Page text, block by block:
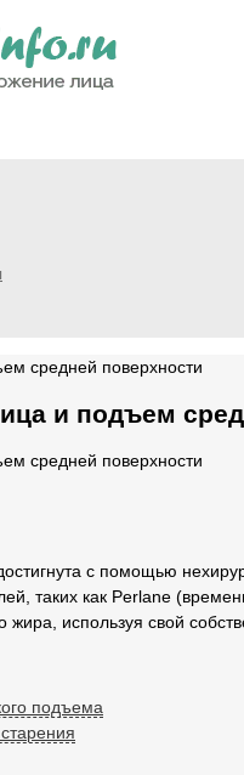
и подъем
с помощью
таких как Perlane
жира, используя свой
подъема